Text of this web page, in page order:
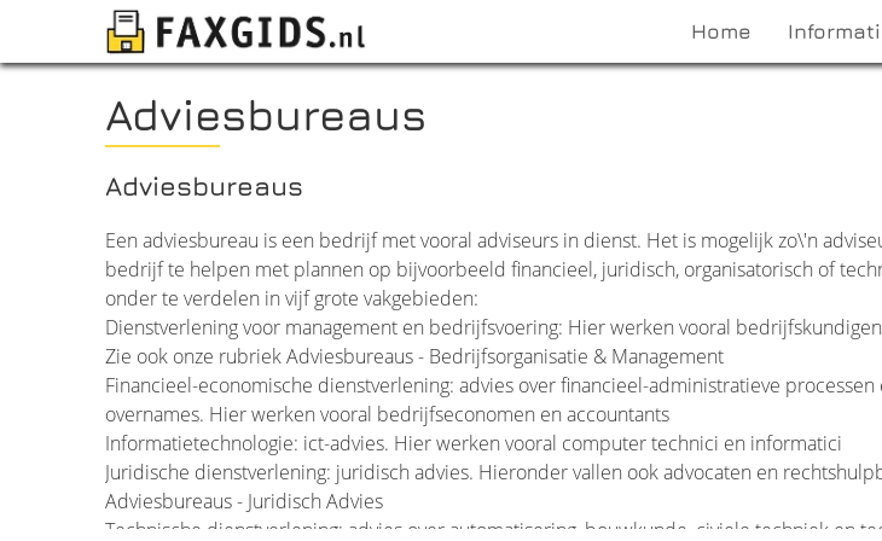
Home
Adviesbureaus
Adviesbureaus
Een adviesbureau is een bedrijf met vooral adviseurs in dienst. Het is mogelijk zo\'n
bedrijf te helpen met plannen op bijvoorbeeld financieel, juridisch, organisatorisch of
onder te verdelen in vijf grote vakgebieden:
Dienstverlening voor management en bedrijfsvoering: Hier werken vooral
Zie ook onze rubriekAdviesbureaus - Bedrijfsorganisatie & Management
Financieel-economische dienstverlening: advies over financieel-administratieve processen
overnames. Hier werken vooral bedrijfseconomen en accountants
Informatietechnologie: ict-advies. Hier werken vooral computer technici en informatici
Juridische dienstverlening: juridisch advies. Hieronder vallen ook advocaten en
Adviesbureaus - Juridisch Advies
Technische dienstverlening: advies over automatisering, bouwkunde, civiele techniek en